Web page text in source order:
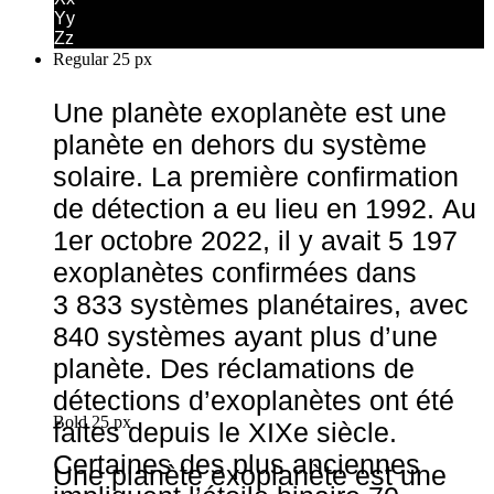
Yy
Zz
Regular 25 px
Une planète exoplanète est une
planète en dehors du système
solaire. La première confirmation
de détection a eu lieu en 1992. Au
1er octobre 2022, il y avait 5 197
exoplanètes confirmées dans
3 833 systèmes planétaires, avec
840 systèmes ayant plus d’une
planète. Des réclamations de
détections d’exoplanètes ont été
faites depuis le XIXe siècle.
Certaines des plus anciennes
Bold 25 px
Une planète exoplanète est une